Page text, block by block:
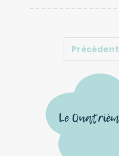
Précédent